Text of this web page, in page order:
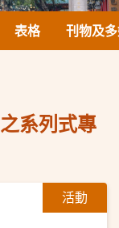
表格 刊物及
系列式專
活動